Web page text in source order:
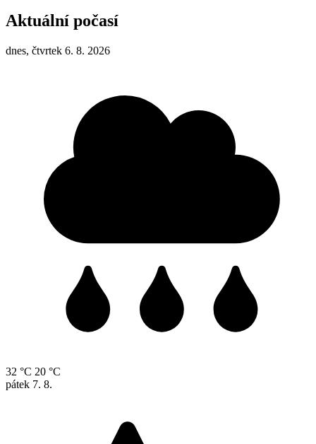
Aktuální počasí
dnes, čtvrtek 6. 8. 2026
32 °C 20 °C
pátek 7. 8.